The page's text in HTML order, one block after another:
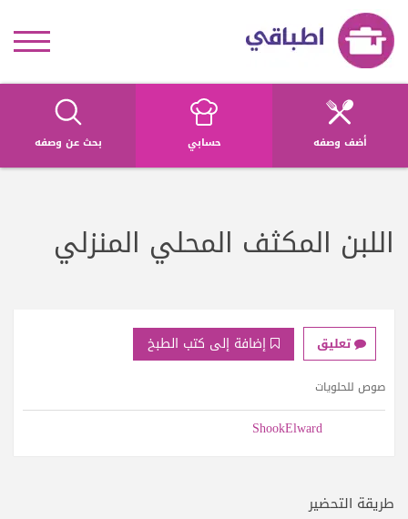
أضف وصفه حسابي بحث عن وصفه
اللبن المكثف المحلي المنزلي
تعليق إضافة إلى كتب الطبخ
صوص للحلويات
ShookElward
طريقة التحضير